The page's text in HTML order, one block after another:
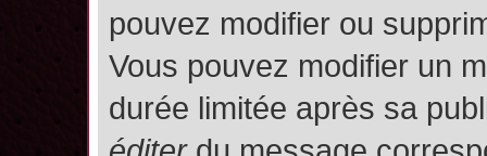
pouvez modifier ou
Vous pouvez modifier un
durée limitée après sa